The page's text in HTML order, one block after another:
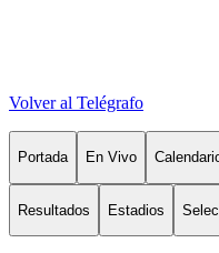
Volver al Telégrafo
Portada En Vivo
Resultados Estadios